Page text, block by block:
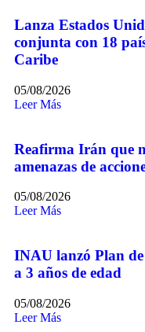
Lanza Estados
conjunta con 18
Caribe
05/08/2026
Leer Más
Reafirma Irán que
amenazas de
05/08/2026
Leer Más
INAU lanzó Plan
a 3 años de edad
05/08/2026
Leer Más